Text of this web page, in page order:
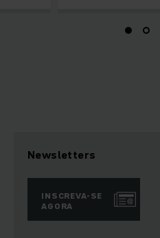
Newsletters
INSCREVA-SE
AGORA